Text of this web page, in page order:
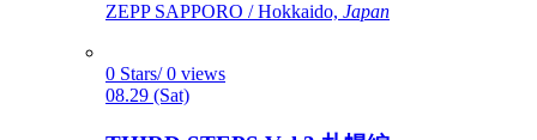
ZEPP SAPPORO / Hokkaido, Japan
0 Stars/ 0 views
08.29 (Sat)